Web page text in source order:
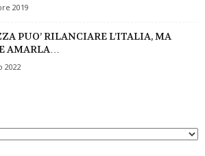
2019
PUO’ RILANCIARE L’ITALIA, MA
AMARLA…
2022